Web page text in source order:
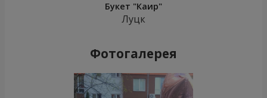
Букет "Каир"
Луцк
Фотогалерея